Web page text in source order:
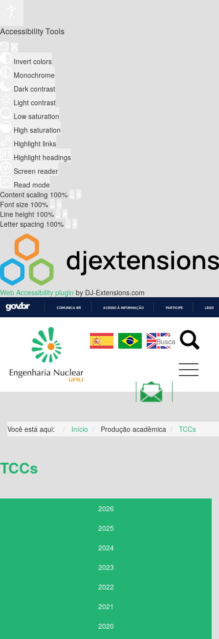
Accessibility Tools
Invert colors
Monochrome
Dark contrast
Light contrast
Low saturation
High saturation
Highlight links
Highlight headings
Screen reader
Read mode
Content scaling 100%
Font size 100%
Line height 100%
Letter spacing 100%
Web Accessibility plugin by DJ-Extensions.com
CONTEÚDO
COMUNICA BR ACESSO À INFORMAÇÃO PARTICIPE
Você está aqui: Início Produção acadêmica TCCs
TCCs
2026
2025
2024
2023
2022
2021
2020